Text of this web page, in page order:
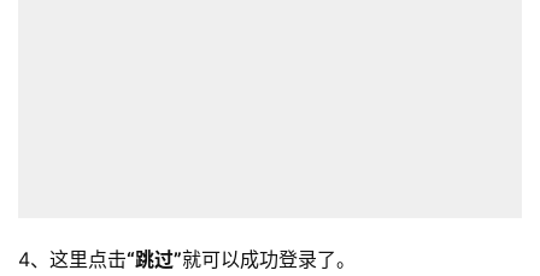
4、这里点击“跳过”就可以成功登录了。